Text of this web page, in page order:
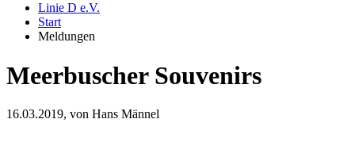
Linie D e.V.
Start
Meldungen
Meerbuscher Souvenirs
16.03.2019, von Hans Männel